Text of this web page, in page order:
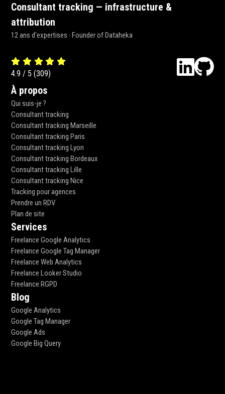
Consultant tracking — infrastructure &
attribution
12 ans d'expertises · Founder of Dataheka
4.9 / 5 (309)
À propos
Qui suis-je ?
Consultant tracking
Consultant tracking Marseille
Consultant tracking Paris
Consultant tracking Lyon
Consultant tracking Bordeaux
Consultant tracking Lille
Consultant tracking Nice
Tracking pour agences
Prendre un RDV
Plan de site
Services
Freelance Google Analytics
Freelance Google Tag Manager
Freelance Web Analytics
Freelance Looker Studio
Freelance RGPD
Blog
Google Analytics
Google Tag Manager
Google Ads
Google Big Query